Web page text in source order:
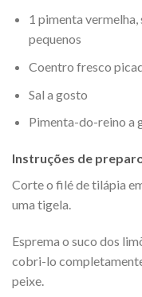
1 pimenta vermelha,
pequenos
Coentro fresco
Sal a gosto
Pimenta-do-reino a
Instruções de
Corte o filé de tilápia
uma tigela.
Esprema o suco dos
cobri-lo
peixe.